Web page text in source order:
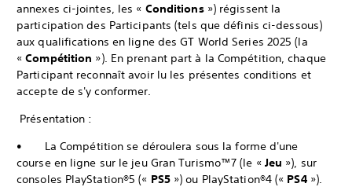
annexes ci-jointes, les « Conditions») régissent la
participation des Participants (tels que définis ci-dessous)
aux qualifications en ligne des GT World Series 2025 (la
«Compétition »). En prenant part à la Compétition, chaque
Participant reconnaît avoir lu les présentes conditions et
accepte de s'y conformer.
Présentation :
• La Compétition se déroulera sous la forme d'une
course en ligne sur le jeu Gran Turismo™7 (le « Jeu »), sur
consoles PlayStation®5 (« PS5») ou PlayStation®4 (« PS4»).